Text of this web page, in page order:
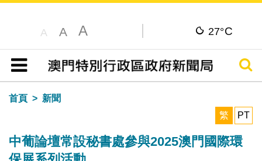
A A A 27°C
目錄
搜尋
首頁
新聞
繁
PT
中葡論壇常設秘書處參與2025澳門國際環